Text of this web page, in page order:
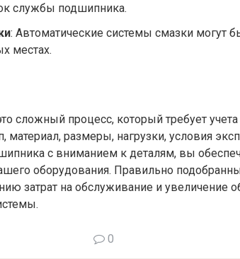
службы подшипника.
: Автоматические системы смазки могут
местах.
сложный процесс, который требует
материал, размеры, нагрузки, условия
с вниманием к деталям, вы
оборудования. Правильно
затрат на обслуживание и увеличение
0